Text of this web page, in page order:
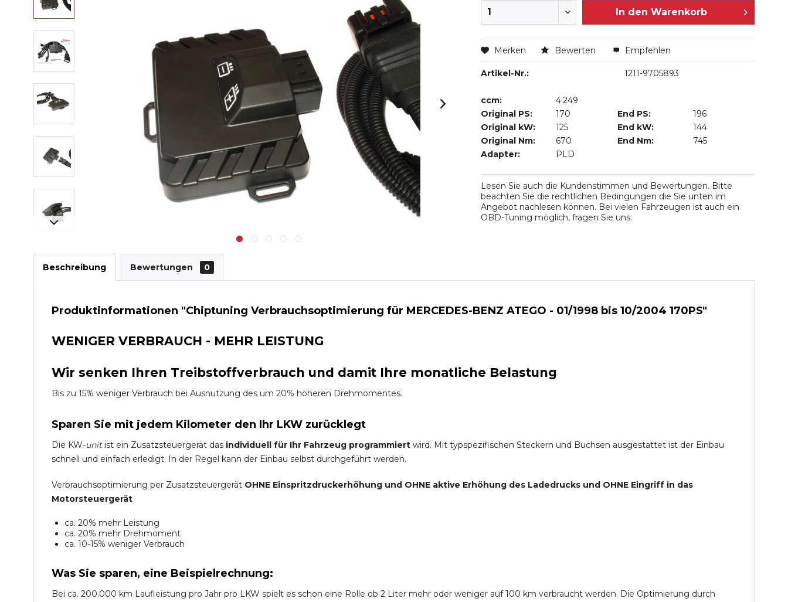
In den Warenkorb
Merken Bewerten Empfehlen
Artikel-Nr.: 1211-9705893
ccm:
4.249
Original PS:
170 End PS:
196
Original kW:
125 End kW:
144
Original Nm:
670 End Nm:
745
Adapter:
PLD
Lesen Sie auch die Kundenstimmen und Bewertungen. Bitte
beachten Sie die rechtlichen Bedingungen die Sie unten im
Angebot nachlesen können. Bei vielen Fahrzeugen ist auch ein
OBD-Tuning möglich, fragen Sie uns.
Beschreibung Bewertungen 0
Produktinformationen "Chiptuning Verbrauchsoptimierung für MERCEDES-BENZ ATEGO - 01/1998 bis 10/2004 170PS"
WENIGER VERBRAUCH - MEHR LEISTUNG
Wir senken Ihren Treibstoffverbrauch und damit Ihre monatliche Belastung
Bis zu 15% weniger Verbrauch bei Ausnutzung des um 20% höheren Drehmomentes.
Sparen Sie mit jedem Kilometer den Ihr LKW zurücklegt
Die KW-unitist ein Zusatzsteuergerät das individuell für Ihr Fahrzeug programmiert wird. Mit typspezifischen Steckern und Buchsen ausgestattet ist der Einbau
schnell und einfach erledigt. In der Regel kann der Einbau selbst durchgeführt werden.
Verbrauchsoptimierung per Zusatzsteuergerät OHNE Einspritzdruckerhöhung und OHNE aktive Erhöhung des Ladedrucks und OHNE Eingriff in das
Motorsteuergerät
ca. 20% mehr Leistung
ca. 20% mehr Drehmoment
ca. 10-15% weniger Verbrauch
Was Sie sparen, eine Beispielrechnung:
Bei ca. 200.000 km Laufleistung pro Jahr pro LKW spielt es schon eine Rolle ob 2 Liter mehr oder weniger auf 100 km verbraucht werden. Die Optimierung durch